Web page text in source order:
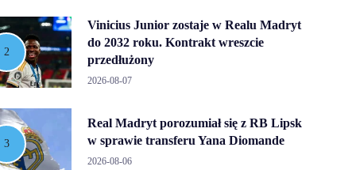
Vinicius Junior zostaje w Realu Madryt
do 2032 roku. Kontrakt wreszcie
przedłużony
2026-08-07
Real Madryt porozumiał się z RB Lipsk
w sprawie transferu Yana Diomande
2026-08-06